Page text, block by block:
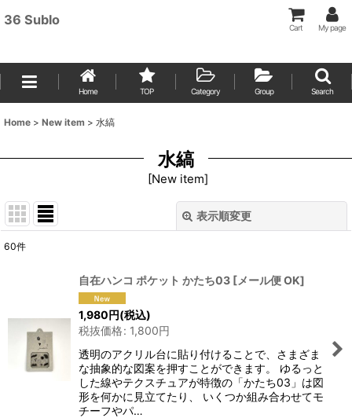
36 Sublo
Cart My page
Home TOP Category Group Search
Home > New item > 水縞
水縞
[New item]
表示順変更
絞り込む
60件
自在ハンコ ポケット かたち03 [メール便 OK]
1,980円(税込)
税抜価格: 1,800円
透明のアクリル台に貼り付けることで、さまざま
な抽象的な図案を押すことができます。 ゆるっと
した線やテクスチュアが特徴の「かたち03」は図
形を何かに見立てたり、 いくつか組み合わせてモ
チーフやパ…